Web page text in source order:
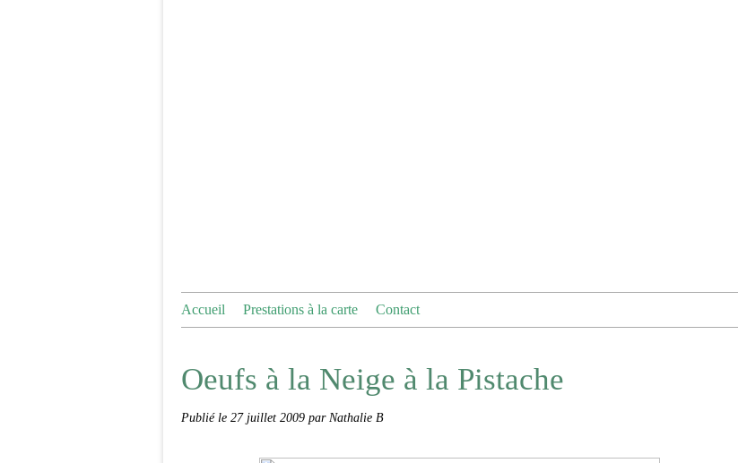
Accueil Prestations à la carte Contact
Oeufs à la Neige à la Pistache
Publié le 27 juillet 2009 par Nathalie B